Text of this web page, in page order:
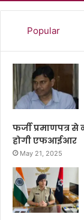
Popular
फर्जी प्रमाणपत्र
होगी एफआईआर
May 21, 2025